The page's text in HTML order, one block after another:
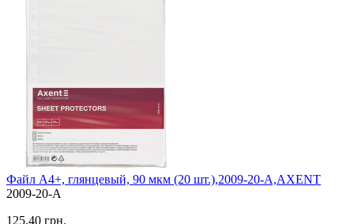
Файл А4+, глянцевый, 90 мкм (20 шт.),2009-20-А,AXENT
2009-20-A
125.40 грн.